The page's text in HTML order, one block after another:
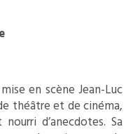
en scène Jean-Luc
théâtre et de cinéma,
d’anecdotes. Sa